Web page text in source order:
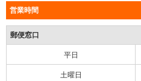
営業時間
郵便窓口
平日
土曜日